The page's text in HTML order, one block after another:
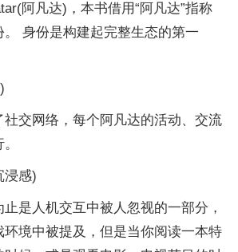
阿凡达)，本书借用“阿凡达”指称
身份是构建起完整生态的第一
社交网络，每个阿凡达的活动、交流
浸感)
是人机交互中被人忽视的一部分，
境中被提及，但是当你阅读一本特